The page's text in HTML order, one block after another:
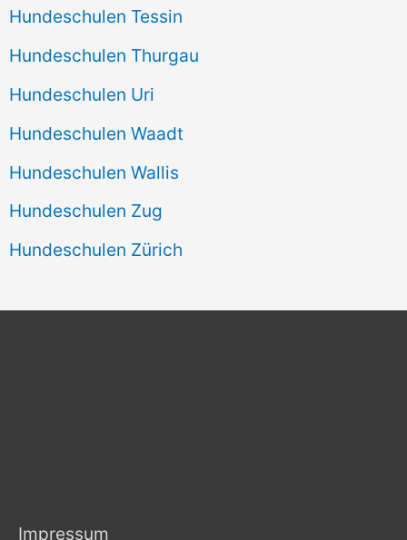
Hundeschulen Tessin
Hundeschulen Thurgau
Hundeschulen Uri
Hundeschulen Waadt
Hundeschulen Wallis
Hundeschulen Zug
Hundeschulen Zürich
Impressum